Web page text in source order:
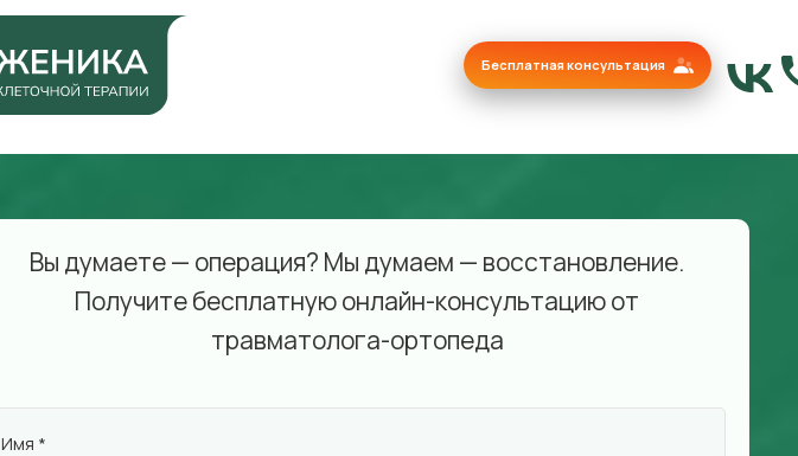
Бесплатная консультация
Вы думаете — операция? Мы думаем — восстановление.
Получите бесплатную онлайн-консультацию от
травматолога-ортопеда
Имя *